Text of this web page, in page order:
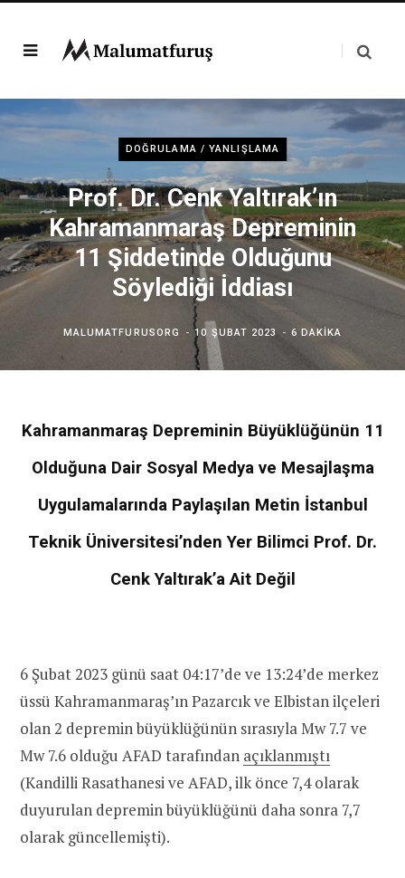
DOĞRULAMA / YANLIŞLAMA
Prof. Dr. Cenk Yaltırak’ın
Kahramanmaraş Depreminin
11 Şiddetinde Olduğunu
Söylediği İddiası
MALUMATFURUSORG 10 ŞUBAT 2023 6 DAKIKA
Kahramanmaraş Depreminin Büyüklüğünün 11
Olduğuna Dair Sosyal Medya ve Mesajlaşma
Uygulamalarında Paylaşılan Metin İstanbul
Teknik Üniversitesi’nden Yer Bilimci Prof. Dr.
Cenk Yaltırak’a Ait Değil
6 Şubat 2023 günü saat 04:17’de ve 13:24’de merkez
üssü Kahramanmaraş’ın Pazarcık ve Elbistan ilçeleri
olan 2 depremin büyüklüğünün sırasıyla Mw 7.7 ve
Mw 7.6 olduğu AFAD tarafından açıklanmıştı
(Kandilli Rasathanesi ve AFAD, ilk önce 7,4 olarak
duyurulan depremin büyüklüğünü daha sonra 7,7
olarak güncellemişti).